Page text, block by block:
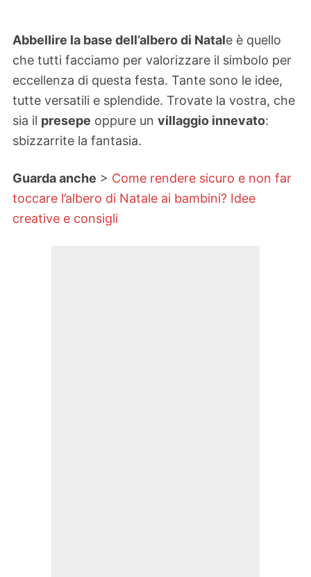
Abbellire la base dell’albero di Natale è quello
che tutti facciamo per valorizzare il simbolo per
eccellenza di questa festa. Tante sono le idee,
tutte versatili e splendide. Trovate la vostra, che
sia il presepe oppure un villaggio innevato:
sbizzarrite la fantasia.
Guarda anche > Come rendere sicuro e non far
toccare l’albero di Natale ai bambini? Idee
creative e consigli